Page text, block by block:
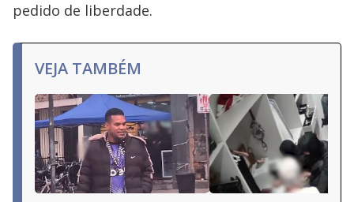
pedido de liberdade.
VEJA TAMBÉM